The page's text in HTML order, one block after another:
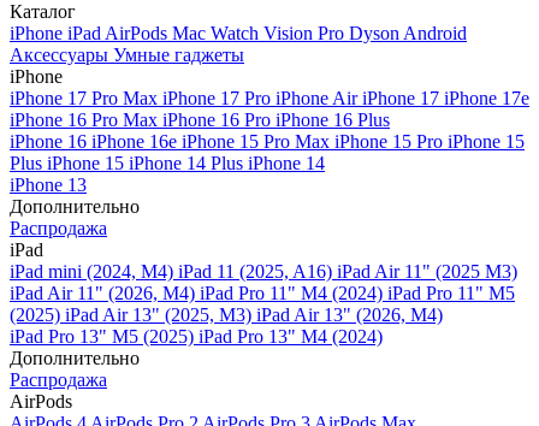
Каталог
iPhone iPad AirPods Mac Watch Vision Pro Dyson Android
Аксессуары Умные гаджеты
iPhone
iPhone 17 Pro Max iPhone 17 Pro iPhone AiriPhone 17 iPhone 17e
iPhone 16 Pro Max iPhone 16 Pro iPhone 16 Plus
iPhone 16 iPhone 16e iPhone 15 Pro Max iPhone 15 Pro iPhone 15
Plus iPhone 15 iPhone 14 Plus iPhone 14
iPhone 13
Дополнительно
Распродажа
iPad
iPad mini (2024, M4) iPad 11 (2025, A16) iPad Air 11" (2025 M3)
iPad Air 11" (2026, M4) iPad Pro 11" M4 (2024) iPad Pro 11" M5
(2025) iPad Air 13" (2025, M3) iPad Air 13" (2026, M4)
iPad Pro 13" M5 (2025) iPad Pro 13" M4 (2024)
Дополнительно
Распродажа
AirPods